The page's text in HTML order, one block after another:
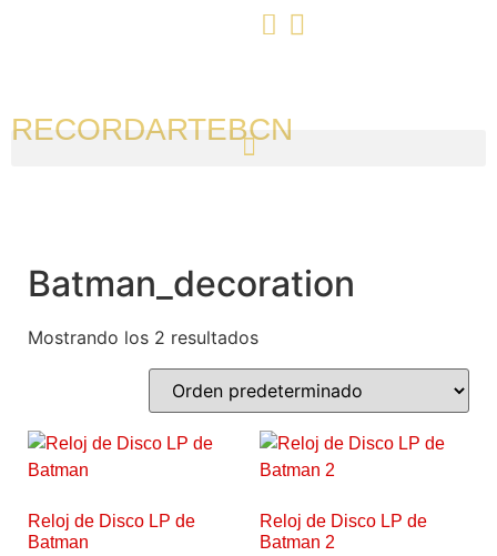
RECORDARTEBCN
Batman_decoration
Mostrando los 2 resultados
Reloj de Disco LP de
Batman
Reloj de Disco LP de
Batman 2